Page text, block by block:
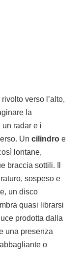
verso l’alto,
la
radar e i
Un cilindro e
lontane,
braccia sottili. Il
sospeso e
un disco
quasi librarsi
prodotta dalla
una presenza
o